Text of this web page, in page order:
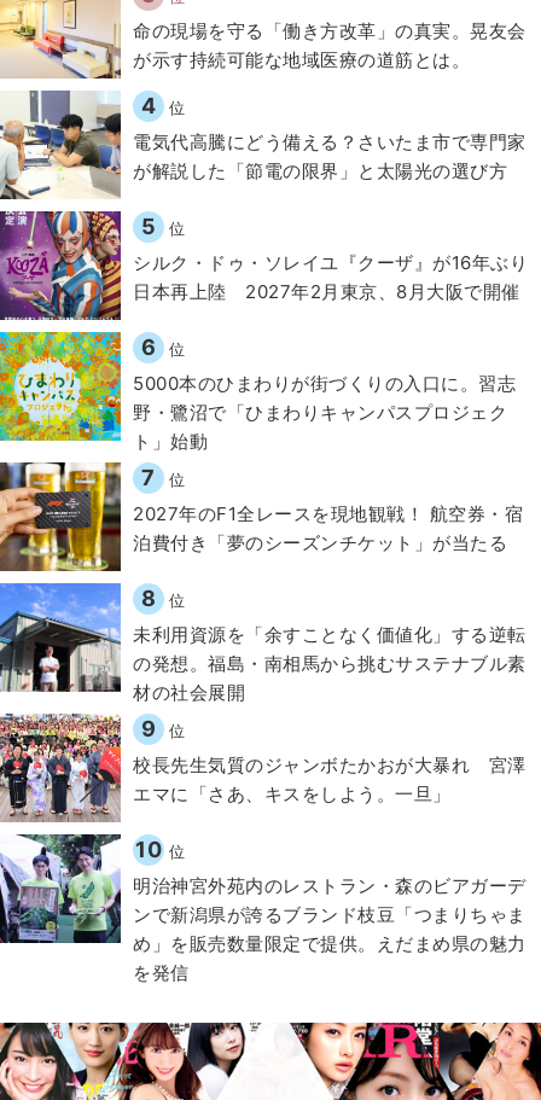
​命の現場を守る「働き方改革」の真実。晃友会
が示す持続可能な地域医療の道筋とは。
4 位
電気代高騰にどう備える？さいたま市で専門家
が解説した「節電の限界」と太陽光の選び方
5 位
シルク・ドゥ・ソレイユ『クーザ』が16年ぶり
日本再上陸 2027年2月東京、8月大阪で開催
6 位
5000本のひまわりが街づくりの入口に。習志
野・鷺沼で「ひまわりキャンパスプロジェク
ト」始動
7 位
2027年のF1全レースを現地観戦！ 航空券・宿
泊費付き「夢のシーズンチケット」が当たる
8 位
​​未利用資源を「余すことなく価値化」する逆転
の発想。福島・南相馬から挑むサステナブル素
材の社会展開​
9 位
校長先生気質のジャンボたかおが大暴れ 宮澤
エマに「さあ、キスをしよう。一旦」
10 位
明治神宮外苑内のレストラン・森のビアガーデ
ンで新潟県が誇るブランド枝豆「つまりちゃま
め」を販売数量限定で提供。えだまめ県の魅力
を発信